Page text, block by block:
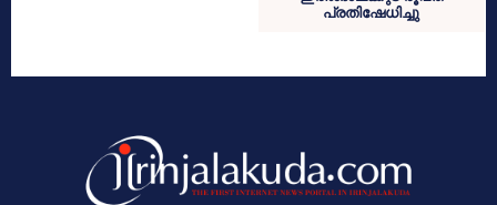
പ്രതിഷേധിച്ചു